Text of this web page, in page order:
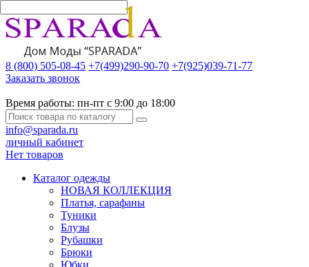
8 (800) 505-08-45 +7(499)290-90-70 +7(925)039-71-77
Заказать звонок
Время работы: пн-пт с 9:00 до 18:00
info@sparada.ru
личный кабинет
Нет товаров
Каталог одежды
НОВАЯ КОЛЛЕКЦИЯ
Платья, сарафаны
Туники
Блузы
Рубашки
Брюки
Юбки